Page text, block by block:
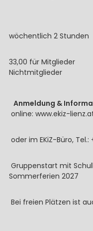
wöchentlich 2 Stunden
33,00 für
Nichtmitglieder
Anmeldung &
online: www.ekiz-
oder im EKiZ-Büro, Tel.:
Gruppenstart mit
Sommerferien 2027
Bei freien Plätzen ist